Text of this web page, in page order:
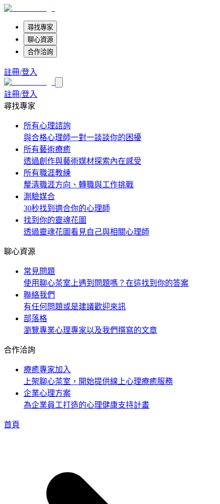
尋找專家
聊心資源
合作洽詢
註冊/登入
註冊/登入
尋找專家
所有心理諮詢
與合格心理師一對一談談你的困擾
所有藝術療癒
透過創作與藝術媒材探索內在感受
所有職涯教練
釐清職涯方向、轉職與工作挑戰
測驗媒合
30秒找到適合你的心理師
找到你的靈魂花圖
透過靈魂花圖看見自己與相關心理師
聊心資源
常見問題
使用聊心茶室上遇到問題嗎？在這找到你的答案
聯絡我們
有任何問題或是建議歡迎來訊
部落格
瀏覽專業心理專家以及我們撰寫的文章
合作洽詢
療癒專家加入
上架聊心茶室，開始提供線上心理療癒服務
企業心理方案
為企業員工打造的心理健康支持計畫
首頁